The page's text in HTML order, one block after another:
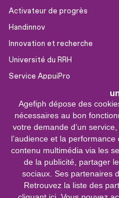
Agefiph dépose des
nécessaires au bon
votre demande d’un
l’audience et la
contenu multimédia via les
de la publicité, partager
sociaux. Ses partenaires
Retrouvez la liste des
Activateur de progrès
Handinnov
Innovation et recherche
Université du RRH
Service AppuiPro
Nous suivre
Youtube
Linkedin
Facebook